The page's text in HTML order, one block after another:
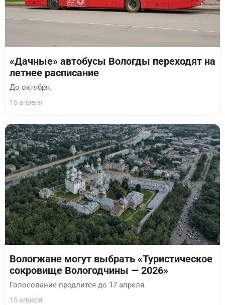
«Дачные» автобусы Вологды переходят на
летнее расписание
До октября.
15 апреля
Вологжане могут выбрать «Туристическое
сокровище Вологодчины — 2026»
Голосование продлится до 17 апреля.
15 апреля